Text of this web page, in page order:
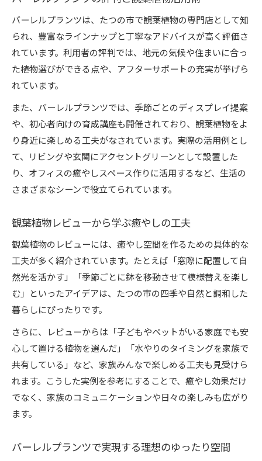
バーレルプランツは、たつの市で観葉植物の専門店として知
られ、豊富なラインナップと丁寧なアドバイスが高く評価さ
れています。利用者の評判では、地元の気候や住まいに合っ
た植物選びができる点や、アフターサポートの充実が挙げら
れています。
また、バーレルプランツでは、季節ごとのディスプレイ提案
や、初心者向けの育成講座も開催されており、観葉植物をよ
り身近に楽しめる工夫がなされています。実際の活用例とし
て、リビングや玄関にアクセントグリーンとして設置した
り、オフィスの癒やしスペース作りに活用するなど、生活の
さまざまなシーンで役立てられています。
観葉植物レビューから学ぶ癒やしの工夫
観葉植物のレビューには、癒やし空間を作るための具体的な
工夫が多く紹介されています。たとえば「窓際に配置して自
然光を活かす」「季節ごとに鉢を移動させて模様替えを楽し
む」といったアイデアは、たつの市の四季や自然と調和した
暮らしにぴったりです。
さらに、レビューからは「子どもやペットがいる家庭でも安
心して置ける植物を選んだ」「水やりのタイミングを家族で
共有している」など、家族みんなで楽しめる工夫も見受けら
れます。こうした実例を参考にすることで、癒やし効果だけ
でなく、家族のコミュニケーションや日々の楽しみも広がり
ます。
バーレルプランツで実現する理想のゆったり空間